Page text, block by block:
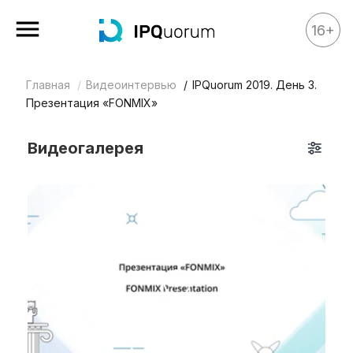
Все материалы
Аналитика
О нас
Календарь
16+
Главная Видеоинтервью
IPQuorum 2019. День 3.
Презентация «FONMIX»
Видеогалерея